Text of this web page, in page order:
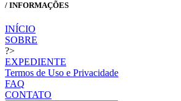
/ INFORMAÇÕES
INÍCIO
SOBRE
?>
EXPEDIENTE
Termos de Uso e Privacidade
FAQ
CONTATO